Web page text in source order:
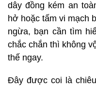
dây đồng kém an
hở hoặc tấm vi mạch
ngừa, bạn cần tìm
chắc chắn thì không
thế ngay.
Đây được coi là